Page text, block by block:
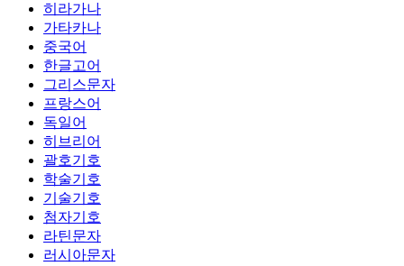
히라가나
가타카나
중국어
한글고어
그리스문자
프랑스어
독일어
히브리어
괄호기호
학술기호
기술기호
첨자기호
라틴문자
러시아문자